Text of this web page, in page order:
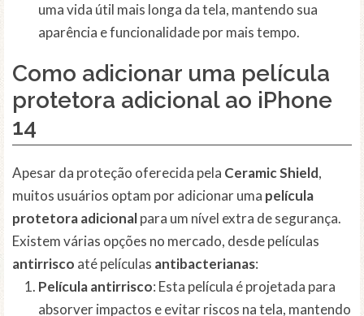
uma vida útil mais longa da tela, mantendo sua
aparência e funcionalidade por mais tempo.
Como adicionar uma película
protetora adicional ao iPhone
14
Apesar da proteção oferecida pela Ceramic Shield,
muitos usuários optam por adicionar uma película
protetora adicionalpara um nível extra de segurança.
Existem várias opções no mercado, desde películas
antirrisco até películas antibacterianas:
Película antirrisco: Esta película é projetada para
absorver impactos e evitar riscos na tela, mantendo